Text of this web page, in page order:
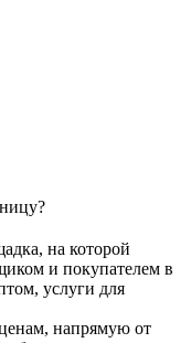
на которой
и покупателем в
услуги для
напрямую от